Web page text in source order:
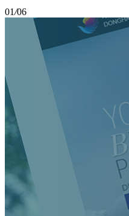
01/06